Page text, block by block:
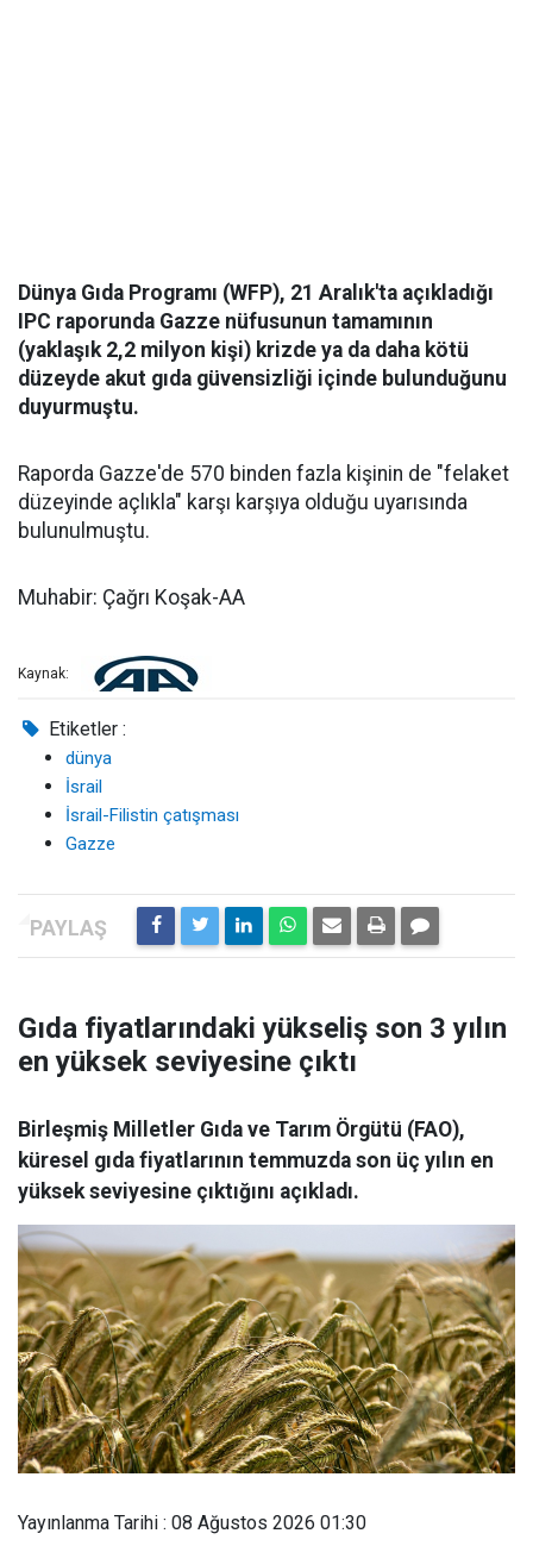
Dünya Gıda Programı (WFP), 21 Aralık'ta açıkladığı
IPC raporunda Gazze nüfusunun tamamının
(yaklaşık 2,2 milyon kişi) krizde ya da daha kötü
düzeyde akut gıda güvensizliği içinde bulunduğunu
duyurmuştu.
Raporda Gazze'de 570 binden fazla kişinin de "felaket
düzeyinde açlıkla" karşı karşıya olduğu uyarısında
bulunulmuştu.
Muhabir: Çağrı Koşak-AA
Kaynak:
Etiketler :
dünya
İsrail
İsrail-Filistin çatışması
Gazze
Gıda fiyatlarındaki yükseliş son 3 yılın
en yüksek seviyesine çıktı
Birleşmiş Milletler Gıda ve Tarım Örgütü (FAO),
küresel gıda fiyatlarının temmuzda son üç yılın en
yüksek seviyesine çıktığını açıkladı.
Yayınlanma Tarihi : 08 Ağustos 2026 01:30